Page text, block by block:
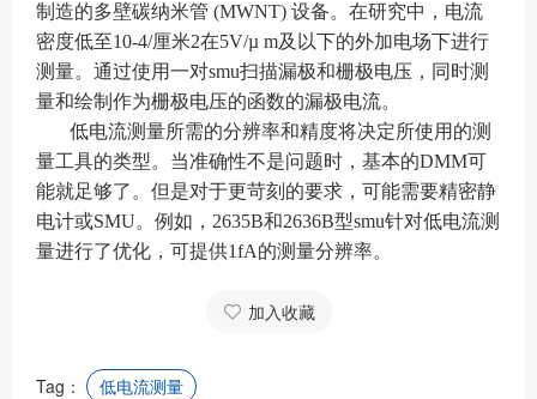
制造的多壁碳纳米管 (MWNT) 设备。在研究中，电流
密度低至10-4/厘米2在5V/µ m及以下的外加电场下进行
测量。通过使用一对smu扫描漏极和栅极电压，同时测
量和绘制作为栅极电压的函数的漏极电流。
低电流测量所需的分辨率和精度将决定所使用的测
量工具的类型。当准确性不是问题时，基本的DMM可
能就足够了。但是对于更苛刻的要求，可能需要精密静
电计或SMU。例如，2635B和2636B型smu针对低电流测
量进行了优化，可提供1fA的测量分辨率。
加入收藏
Tag： 低电流测量